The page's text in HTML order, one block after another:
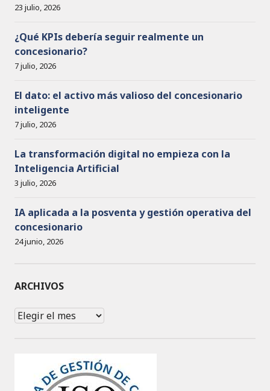
23 julio, 2026
¿Qué KPIs debería seguir realmente un
concesionario?
7 julio, 2026
El dato: el activo más valioso del concesionario
inteligente
7 julio, 2026
La transformación digital no empieza con la
Inteligencia Artificial
3 julio, 2026
IA aplicada a la posventa y gestión operativa del
concesionario
24 junio, 2026
ARCHIVOS
Archivos